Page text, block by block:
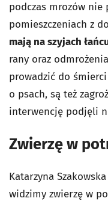
podczas mrozów nie
pomieszczeniach z
mają na szyjach
rany oraz
prowadzić do
o psach, są też
interwencję podjęli
Zwierzę w
Katarzyna
widzimy zwierzę w